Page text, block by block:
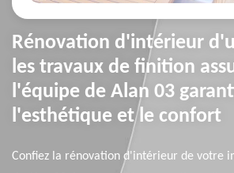
Rénovation d'intérieur
les travaux de finition
l'équipe de Alan 03
l'esthétique et le confort
Confiez la rénovation d'intérieur de votre